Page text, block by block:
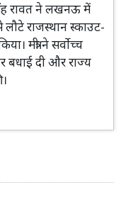
रावत ने लखनऊ में
लौटे राजस्थान स्काउट-
मंत्री ने सर्वोच्च
बधाई दी और राज्य